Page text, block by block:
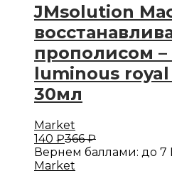
JMsolution
прополисом –
luminous
30мл
Market
140 ₽366₽
Вернем баллами: до 7
Market